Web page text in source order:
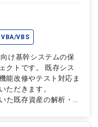
VBA/VBS
け基幹システムの保
クトです。 既存シス
能改修やテスト対応ま
ただきます。
た既存資産の解析・改
がら、主体的に課題